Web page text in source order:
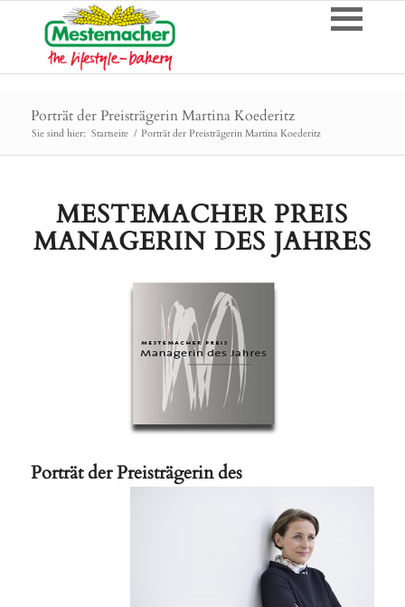
Porträt der Preisträgerin Martina Koederitz
Sie sind hier: Startseite / Porträt der Preisträgerin Martina Koederitz
MESTEMACHER PREIS
MANAGERIN DES JAHRES
Porträt der Preisträgerin des